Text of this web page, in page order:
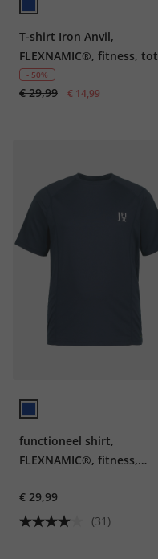
T-shirt Iron Anvil,
FLEXNAMIC®, fitness, tot
7XL
- 50%
€ 29,99 € 14,99
functioneel shirt,
FLEXNAMIC®, fitness,
€ 29,99
(31)